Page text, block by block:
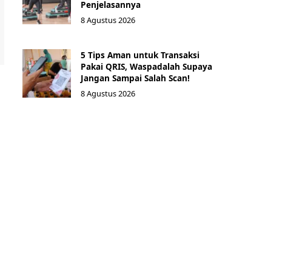
Penjelasannya
8 Agustus 2026
5 Tips Aman untuk Transaksi
Pakai QRIS, Waspadalah Supaya
Jangan Sampai Salah Scan!
8 Agustus 2026